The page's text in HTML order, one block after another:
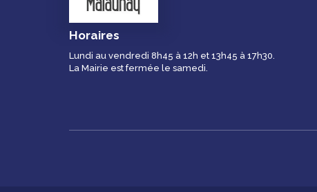
Horaires
Lundi au vendredi 8h45 à 12h et 13h45 à 17h30.
La Mairie est fermée le samedi.